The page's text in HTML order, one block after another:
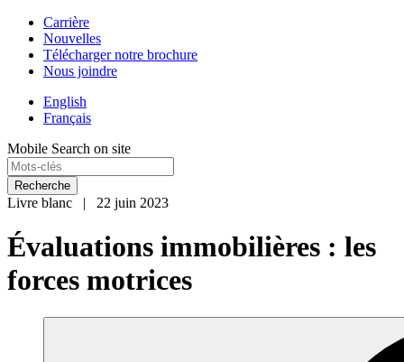
Carrière
Nouvelles
Télécharger notre brochure
Nous joindre
English
Français
Mobile Search on site
Recherche
Livre blanc | 22 juin 2023
Évaluations immobilières : les
forces motrices